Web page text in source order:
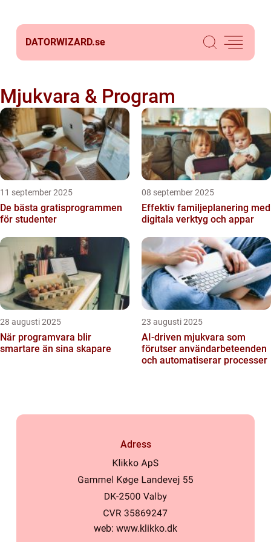
DATORWIZARD.se
Mjukvara & Program
11 september 2025
De bästa gratisprogrammen
för studenter
08 september 2025
Effektiv familjeplanering med
digitala verktyg och appar
28 augusti 2025
När programvara blir
smartare än sina skapare
23 augusti 2025
AI-driven mjukvara som
förutser användarbeteenden
och automatiserar processer
Adress
web: www.klikko.dk